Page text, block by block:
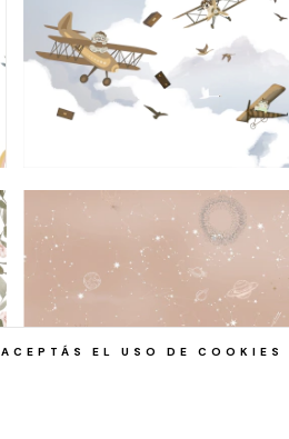
ACEPTÁS EL USO DE COOKIES